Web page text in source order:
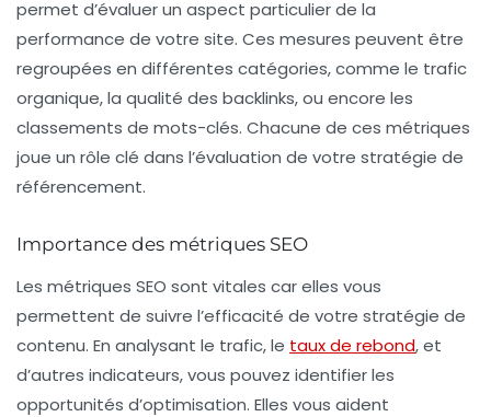
permet d’évaluer un aspect particulier de la
performance de votre site. Ces mesures peuvent être
regroupées en différentes catégories, comme le trafic
organique, la qualité des backlinks, ou encore les
classements de mots-clés. Chacune de ces métriques
joue un rôle clé dans l’évaluation de votre stratégie de
référencement.
Importance des métriques SEO
Les métriques SEO sont vitales car elles vous
permettent de suivre l’efficacité de votre stratégie de
contenu. En analysant le trafic, le taux de rebond, et
d’autres indicateurs, vous pouvez identifier les
opportunités d’optimisation. Elles vous aident